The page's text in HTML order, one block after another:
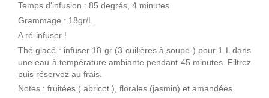
Temps d'infusion : 85 degrés, 4 minutes
Grammage : 18gr/L
A ré-infuser !
Thé glacé : infuser 18 gr (3 cuilières à soupe ) pour 1 L dans
une eau à température ambiante pendant 45 minutes. Filtrez
puis réservez au frais.
Notes : fruitées ( abricot ), florales (jasmin) et amandées